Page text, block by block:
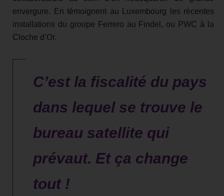
envergure. En témoignent au Luxembourg les récentes
installations du groupe Ferrero au Findel, ou PWC à la
Cloche d’Or.
C’est la fiscalité du pays
dans lequel se trouve le
bureau satellite qui
prévaut. Et ça change
tout !